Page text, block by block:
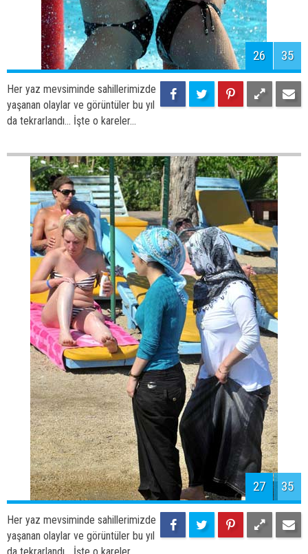
Her yaz mevsiminde sahillerimizde
yaşanan olaylar ve görüntüler bu yıl
da tekrarlandı... İşte o kareler...
29
Her yaz mevsiminde sahillerimizde
yaşanan olaylar ve görüntüler bu yıl
da tekrarlandı... İşte o kareler...